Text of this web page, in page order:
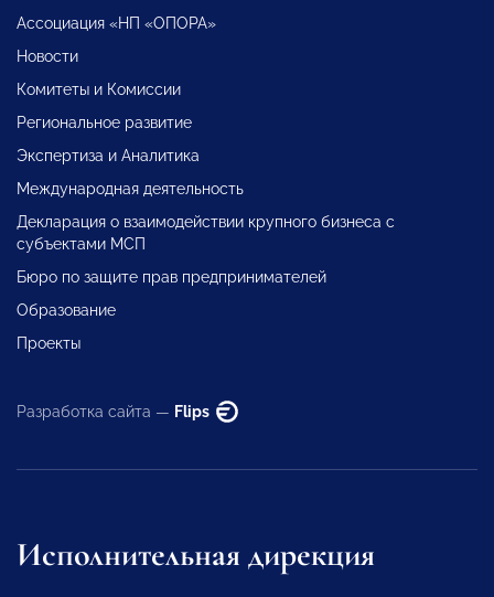
Ассоциация «НП «ОПОРА»
Новости
Комитеты и Комиссии
Региональное развитие
Экспертиза и Аналитика
Международная деятельность
Декларация о взаимодействии крупного бизнеса с
субъектами МСП
Бюро по защите прав предпринимателей
Образование
Проекты
Разработка сайта — Flips
Исполнительная дирекция